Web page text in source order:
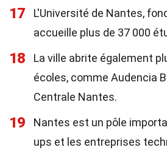
17
L'Université de Nantes,
accueille plus de 37 000
18
La ville abrite également
écoles, comme Audencia
Centrale Nantes.
19
Nantes est un pôle
ups et les entreprises